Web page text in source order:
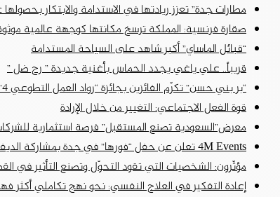
مطارات جدة” تعزز ريادتها في الاستدامة والابتكار
صقارة فرنسية: المملكة ترسخ مكانتها كوجهة عالمية
“قبائل الماساي” أكبر شاهد على السياحة المستدامة
قريباً.. علي ياغي يجدد الحماس بأغنية جديدة ” رح ضل ”
“بر بني حسن” تكرّم الفائزين بجائزة “رواد العمل التطوعي 4”
قوة الفعل الاجتماعي: التغيير من خلال الإرادة
معرض”السعودية تصنع المستقبل” فرصة استثمارية
4M Events تعلن عن حفل “فورها” في جدة بمشاركة الديفا هيفاء وهبي وسانت ليفانت وديسكو مصر ضمن فعاليات موسم جدة
مؤثّرون: الشخصيات التي تقود التحوّل وتصنع التأثير في
إعادة التفكير في العلاج النفسي: نحو نهج تكاملي أكثر